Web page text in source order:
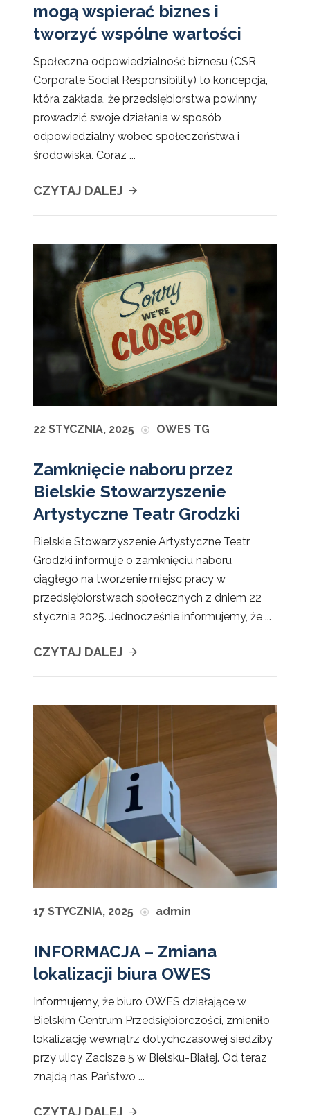
mogą wspierać biznes i
tworzyć wspólne wartości
Społeczna odpowiedzialność biznesu (CSR,
Corporate Social Responsibility) to koncepcja,
która zakłada, że przedsiębiorstwa powinny
prowadzić swoje działania w sposób
odpowiedzialny wobec społeczeństwa i
środowiska. Coraz ...
CZYTAJ DALEJ
22 STYCZNIA, 2025 OWES TG
Zamknięcie naboru przez
Bielskie Stowarzyszenie
Artystyczne Teatr Grodzki
Bielskie Stowarzyszenie Artystyczne Teatr
Grodzki informuje o zamknięciu naboru
ciągłego na tworzenie miejsc pracy w
przedsiębiorstwach społecznych z dniem 22
stycznia 2025. Jednocześnie informujemy, że ...
CZYTAJ DALEJ
17 STYCZNIA, 2025 admin
INFORMACJA – Zmiana
lokalizacji biura OWES
Informujemy, że biuro OWES działające w
Bielskim Centrum Przedsiębiorczości, zmieniło
lokalizację wewnątrz dotychczasowej siedziby
przy ulicy Zacisze 5 w Bielsku-Białej. Od teraz
znajdą nas Państwo ...